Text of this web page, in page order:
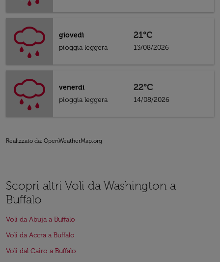
giovedì
pioggia leggera
21°C
13/08/2026
venerdì
pioggia leggera
22°C
14/08/2026
Realizzato da: OpenWeatherMap.org
Scopri altri Voli da Washington a
Buffalo
Voli da Abuja a Buffalo
Voli da Accra a Buffalo
Voli dal Cairo a Buffalo